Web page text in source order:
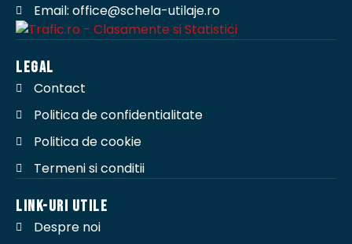
Email: office@schela-utilaje.ro
LEGAL
Contact
Politica de confidentialitate
Politica de cookie
Termeni si conditii
LINK-URI UTILE
Despre noi